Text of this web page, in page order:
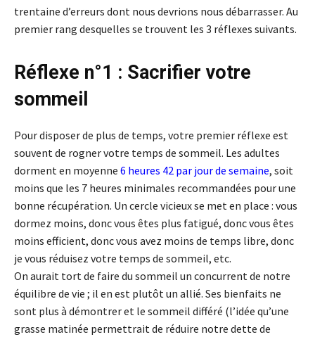
trentaine d’erreurs dont nous devrions nous débarrasser. Au
premier rang desquelles se trouvent les 3 réflexes suivants.
Réflexe n°1 : Sacrifier votre
sommeil
Pour disposer de plus de temps, votre premier réflexe est
souvent de rogner votre temps de sommeil. Les adultes
dorment en moyenne 6 heures 42 par jour de semaine, soit
moins que les 7 heures minimales recommandées pour une
bonne récupération. Un cercle vicieux se met en place : vous
dormez moins, donc vous êtes plus fatigué, donc vous êtes
moins efficient, donc vous avez moins de temps libre, donc
je vous réduisez votre temps de sommeil, etc.
On aurait tort de faire du sommeil un concurrent de notre
équilibre de vie ; il en est plutôt un allié. Ses bienfaits ne
sont plus à démontrer et le sommeil différé (l’idée qu’une
grasse matinée permettrait de réduire notre dette de